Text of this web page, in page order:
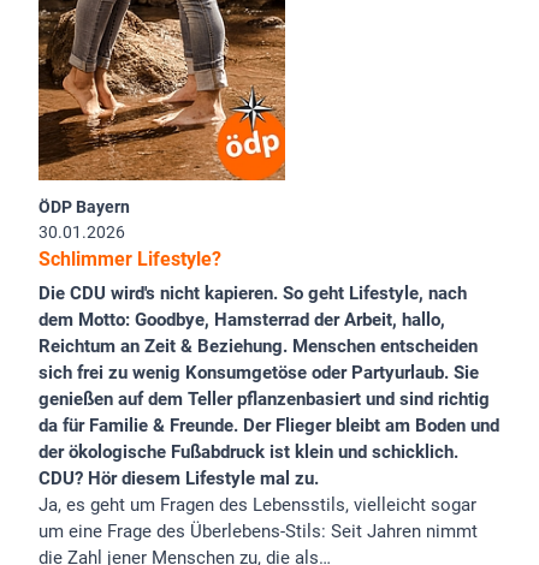
ÖDP Bayern
30.01.2026
Schlimmer Lifestyle?
Die CDU wird's nicht kapieren. So geht Lifestyle, nach
dem Motto: Goodbye, Hamsterrad der Arbeit, hallo,
Reichtum an Zeit & Beziehung. Menschen entscheiden
sich frei zu wenig Konsumgetöse oder Partyurlaub. Sie
genießen auf dem Teller pflanzenbasiert und sind richtig
da für Familie & Freunde. Der Flieger bleibt am Boden und
der ökologische Fußabdruck ist klein und schicklich.
CDU? Hör diesem Lifestyle mal zu.
Ja, es geht um Fragen des Lebensstils, vielleicht sogar
um eine Frage des Überlebens-Stils: Seit Jahren nimmt
die Zahl jener Menschen zu, die als…